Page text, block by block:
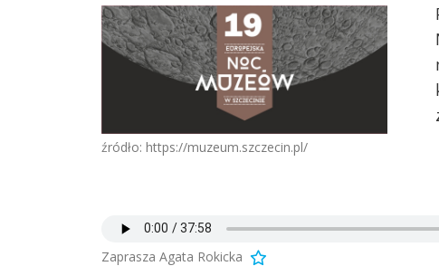
źródło: https://muzeum.szczecin.pl/
Zaprasza Agata Rokicka